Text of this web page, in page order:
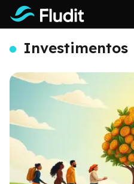
Investimentos